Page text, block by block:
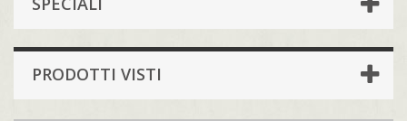
PRODOTTI VISTI